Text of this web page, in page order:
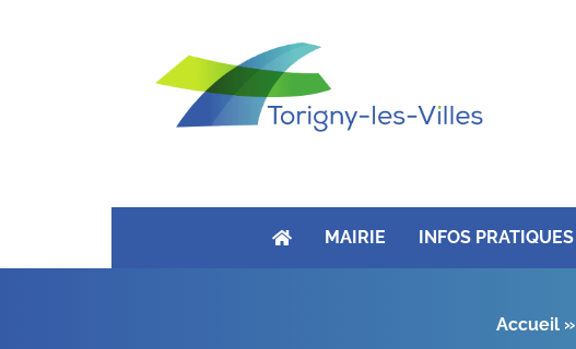
MAIRIE INFOS PRATIQUES
Accueil»